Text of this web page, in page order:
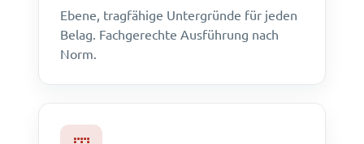
Ebene, tragfähige Untergründe für jeden
Belag. Fachgerechte Ausführung nach
Norm.